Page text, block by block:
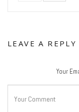
LEAVE A REPLY
Your